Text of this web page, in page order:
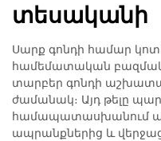
տեսականի
Սարք գոնդի համար
համեմատական
տարբեր գոնդի
ժամանակ։ Այդ թելը
համապատասխանում
ապրանքներից և